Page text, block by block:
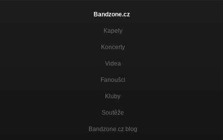
Bandzone.cz
Kapely
Koncerty
Videa
Fanoušci
Kluby
Soutěže
Bandzone.cz blog